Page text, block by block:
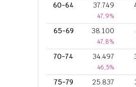
60-64 37.749
47,9%
65-69 38.100
47,8%
70-74 34.497
46,5%
75-79 25.837